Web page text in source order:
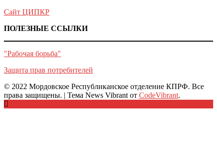
Сайт ЦИПКР
ПОЛЕЗНЫЕ ССЫЛКИ
"Рабочая борьба"
Защита прав потребителей
© 2022 Мордовское Республиканское отделение КПРФ. Все
права защищены. | Тема News Vibrant от CodeVibrant.